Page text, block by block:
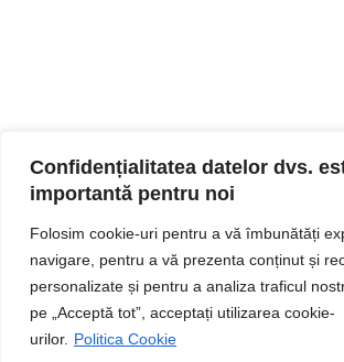
Confidențialitatea datelor dvs.
importantă pentru noi
Folosim cookie-uri pentru a vă îmbunătăți
navigare, pentru a vă prezenta conținut și
personalizate și pentru a analiza traficul
pe „Acceptă tot”, acceptați utilizarea cookie-
urilor. Politica Cookie